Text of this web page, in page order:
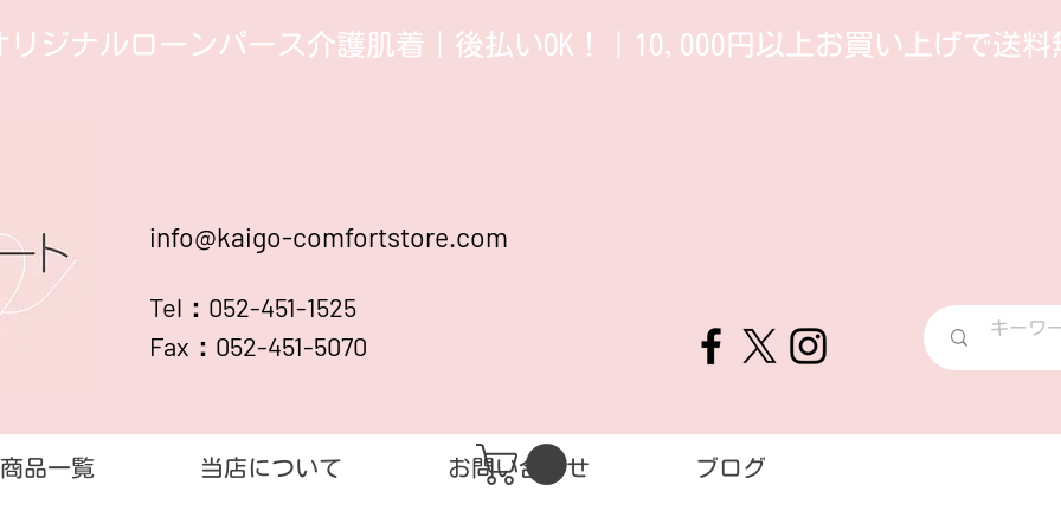
リジナルローンパース介護肌着​｜後払いOK！｜10,000円以上お買い上げで送料
info@kaigo-comfortstore.com
Tel：052-451-1525
Fax：052-451-5070
商品一覧 当店について お問い合わせ ブログ